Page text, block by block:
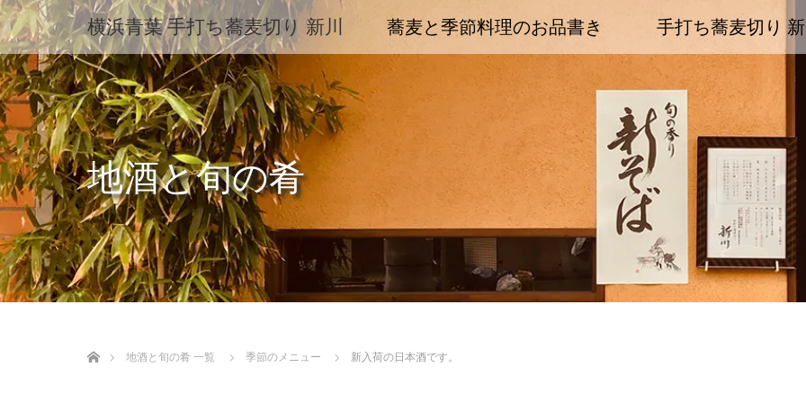
横浜青葉 手打ち蕎麦切り 新川 蕎麦と季節料理のお品書き 手打ち蕎麦切り
地酒と旬の肴
地酒と旬の肴 一覧
季節のメニュー 新入荷の日本酒です。